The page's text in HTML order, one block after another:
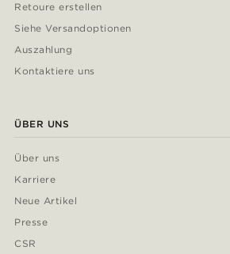
Retoure erstellen
Siehe Versandoptionen
Auszahlung
Kontaktiere uns
ÜBER UNS
Über uns
Karriere
Neue Artikel
Presse
CSR